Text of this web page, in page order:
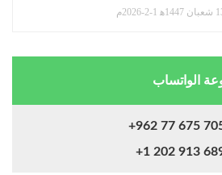
الواتساب
+962 77 675
+1 202 913